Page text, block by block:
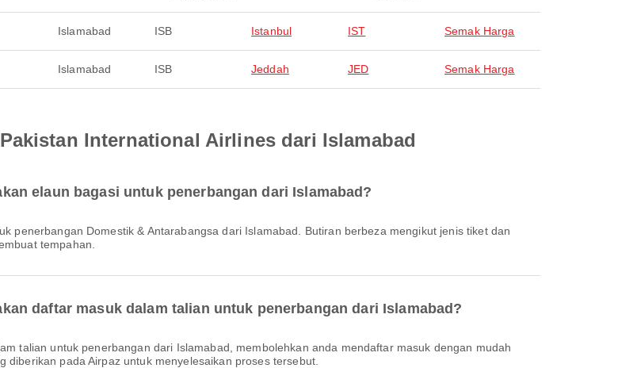
Islamabad ISB Istanbul IST Semak Harga
Islamabad ISB Jeddah JED Semak Harga
International Airlines dari Islamabad
elaun bagasi untuk penerbangan dari Islamabad?
tempahan.
daftar masuk dalam talian untuk penerbangan dari Islamabad?
pada Airpaz untuk menyelesaikan proses tersebut.